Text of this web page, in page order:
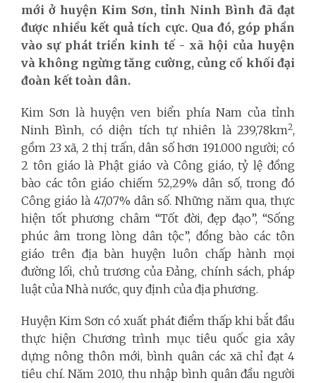
mới ở huyện Kim Sơn, tỉnh Ninh Bình đã đạt
được nhiều kết quả tích cực. Qua đó, góp phần
vào sự phát triển kinh tế - xã hội của huyện
và không ngừng tăng cường, củng cố khối đại
đoàn kết toàn dân.
Kim Sơn là huyện ven biển phía Nam của tỉnh
Ninh Bình, có diện tích tự nhiên là 239,78km2,
gồm 23 xã, 2 thị trấn, dân số hơn 191.000 người; có
2 tôn giáo là Phật giáo và Công giáo, tỷ lệ đồng
bào các tôn giáo chiếm 52,29% dân số, trong đó
Công giáo là 47,07% dân số. Những năm qua, thực
hiện tốt phương châm “Tốt đời, đẹp đạo”, “Sống
phúc âm trong lòng dân tộc”, đồng bào các tôn
giáo trên địa bàn huyện luôn chấp hành mọi
đường lối, chủ trương của Đảng, chính sách, pháp
luật của Nhà nước, quy định của địa phương.
Huyện Kim Sơn có xuất phát điểm thấp khi bắt đầu
thực hiện Chương trình mục tiêu quốc gia xây
dựng nông thôn mới, bình quân các xã chỉ đạt 4
tiêu chí. Năm 2010, thu nhập bình quân đầu người